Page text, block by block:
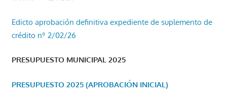
Edicto aprobación definitiva expediente de suplemento de
crédito nº 2/02/26
PRESUPUESTO MUNICIPAL 2025
PRESUPUESTO 2025 (APROBACIÓN INICIAL)